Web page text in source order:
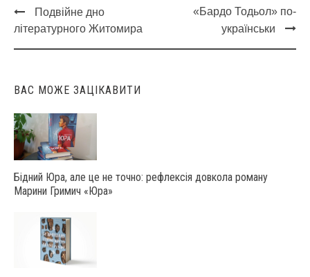
Post
navigation
Подвійне дно
літературного Житомира
«Бардо Тодьол» по-
українськи
ВАС МОЖЕ ЗАЦІКАВИТИ
Бідний Юра, але це не точно: рефлексія довкола роману
Марини Гримич «Юра»